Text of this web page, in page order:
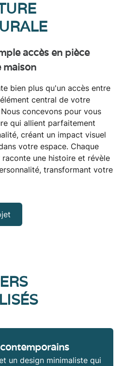
accès en pièce
maison
bien plus qu'un accès entre
central de votre
concevons pour vous
qui allient parfaitement
, créant un impact visuel
votre espace. Chaque
une histoire et révèle
transformant votre
un design minimaliste qui